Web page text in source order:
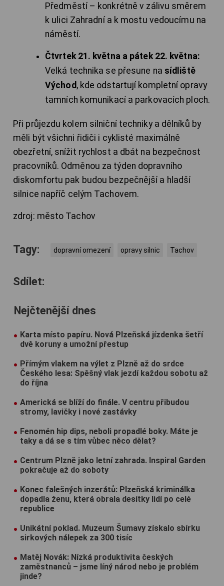
Předměstí – konkrétně v zálivu směrem
k ulici Zahradní a k mostu vedoucímu na
náměstí.
Čtvrtek 21. května a pátek 22. května:
Velká technika se přesune na sídliště
Východ , kde odstartují kompletní opravy
tamních komunikací a parkovacích ploch.
Při průjezdu kolem silniční techniky a dělníků by
měli být všichni řidiči i cyklisté maximálně
obezřetní, snížit rychlost a dbát na bezpečnost
pracovníků. Odměnou za týden dopravního
diskomfortu pak budou bezpečnější a hladší
silnice napříč celým Tachovem.
zdroj: město Tachov
Tagy: dopravní omezení opravy silnic Tachov
Sdílet:
Nejčtenější dnes
Karta místo papíru. Nová Plzeňská jízdenka šetří
dvě koruny a umožní přestup
Přímým vlakem na výlet z Plzně až do srdce
Českého lesa: Spěšný vlak jezdí každou sobotu až
do října
Americká se blíží do finále. V centru přibudou
stromy, lavičky i nové zastávky
Fenomén hip dips, neboli propadlé boky. Máte je
taky a dá se s tím vůbec něco dělat?
Centrum Plzně jako letní zahrada. Inspiral Garden
pokračuje až do soboty
Konec falešných inzerátů: Plzeňská kriminálka
dopadla ženu, která obrala desítky lidí po celé
republice
Unikátní poklad. Muzeum Šumavy získalo sbírku
sirkových nálepek za 300 tisíc
Matěj Novák: Nízká produktivita českých
zaměstnanců – jsme líný národ nebo je problém
jinde?